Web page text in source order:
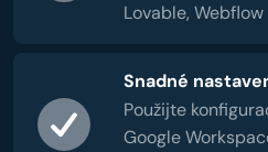
Lovable, Webflow
Snadné
Použijte
Google